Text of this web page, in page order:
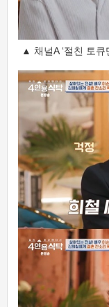
▲ 채널A ‘절친 토큐